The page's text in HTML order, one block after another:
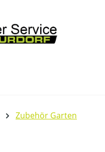
Zubehör Garten